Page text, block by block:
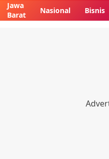
Jawa
Barat
Nasional Bisnis